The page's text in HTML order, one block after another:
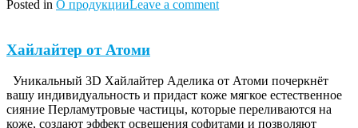
Posted in О продукцииLeave a comment
Хайлайтер от Атоми
Уникальный 3D Хайлайтер Аделика от Атоми почеркнёт
вашу индивидуальность и придаст коже мягкое естественное
сияние Перламутровые частицы, которые переливаются на
коже, создают эффект освещения софитами и позволяют